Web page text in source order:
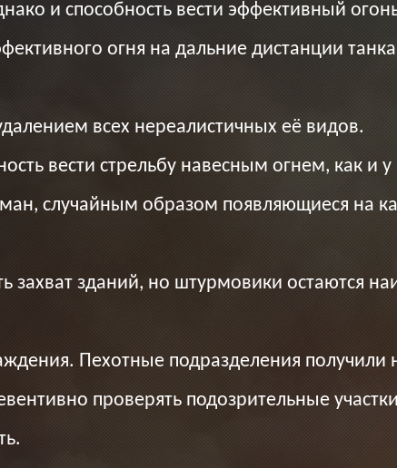
и способность вести эффективный
огня на дальние дистанции
всех нереалистичных её видов.
вести стрельбу навесным огнем, как и
случайным образом появляющиеся на
захват зданий, но штурмовики остаются
Пехотные подразделения получили
проверять подозрительные